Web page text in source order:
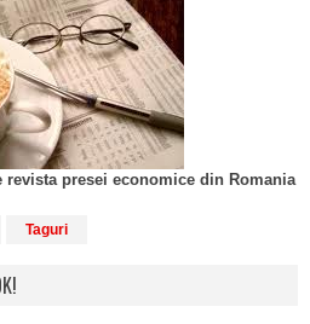
presei economice din Romania
Taguri